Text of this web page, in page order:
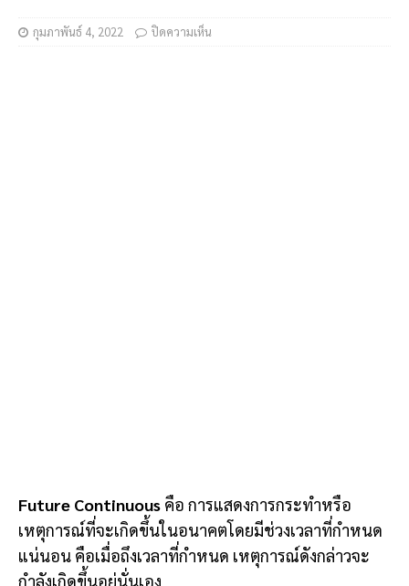
กุมภาพันธ์ 4, 2022 ปิดความเห็น
Future Continuous คือ การแสดงการกระทำหรือ
เหตุการณ์ที่จะเกิดขึ้นในอนาคตโดยมีช่วงเวลาที่กำหนด
แน่นอน คือเมื่อถึงเวลาที่กำหนด เหตุการณ์ดังกล่าวจะ
กำลังเกิดขึ้นอยู่นั่นเอง